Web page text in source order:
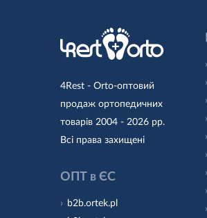
4Rest - Orto-оптовий
продаж ортопедичних
товарів 2004 - 2026 рр.
Всі права захищені
ОПТ в ЄС
b2b.ortek.pl